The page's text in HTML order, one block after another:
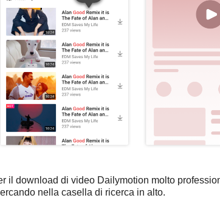
il download di video Dailymotion molto
nella casella di ricerca in alto.